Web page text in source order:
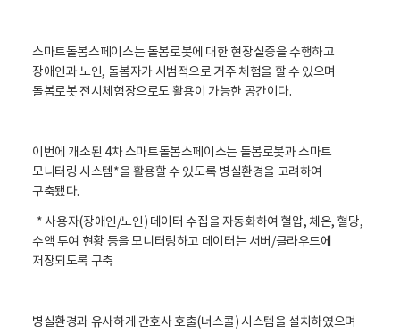
스마트돌봄스페이스는 돌봄로봇에 대한 현장실증을 수행하고
장애인과 노인, 돌봄자가 시범적으로 거주 체험을 할 수 있으며
돌봄로봇 전시체험장으로도 활용이 가능한 공간이다.
이번에 개소된 4차 스마트돌봄스페이스는 돌봄로봇과 스마트
모니터링 시스템*을 활용할 수 있도록 병실환경을 고려하여
구축됐다.
* 사용자(장애인/노인) 데이터 수집을 자동화하여 혈압, 체온, 혈당,
수액 투여 현황 등을 모니터링하고 데이터는 서버/클라우드에
저장되도록 구축
병실환경과 유사하게 간호사 호출(너스콜) 시스템을 설치하였으며